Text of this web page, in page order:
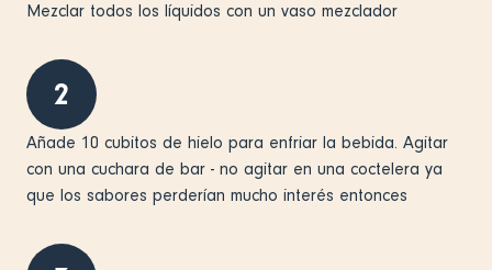
Mezclar todos los líquidos con un vaso mezclador
2
Añade 10 cubitos de hielo para enfriar la bebida. Agitar
con una cuchara de bar - no agitar en una coctelera ya
que los sabores perderían mucho interés entonces